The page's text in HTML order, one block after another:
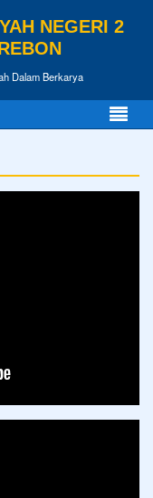
NEGERI 2
Dalam Berkarya